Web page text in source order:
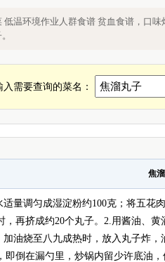
低温环境作业人群食谱 贫血食谱，口
入需要查询的菜名：
焦
适量调匀成湿淀粉约100克；将五花
，再挤成约20个丸子。2.用酱油、
加油烧至八九成热时，放入丸子炸
即倒在漏勺里，炒锅内留少许底油